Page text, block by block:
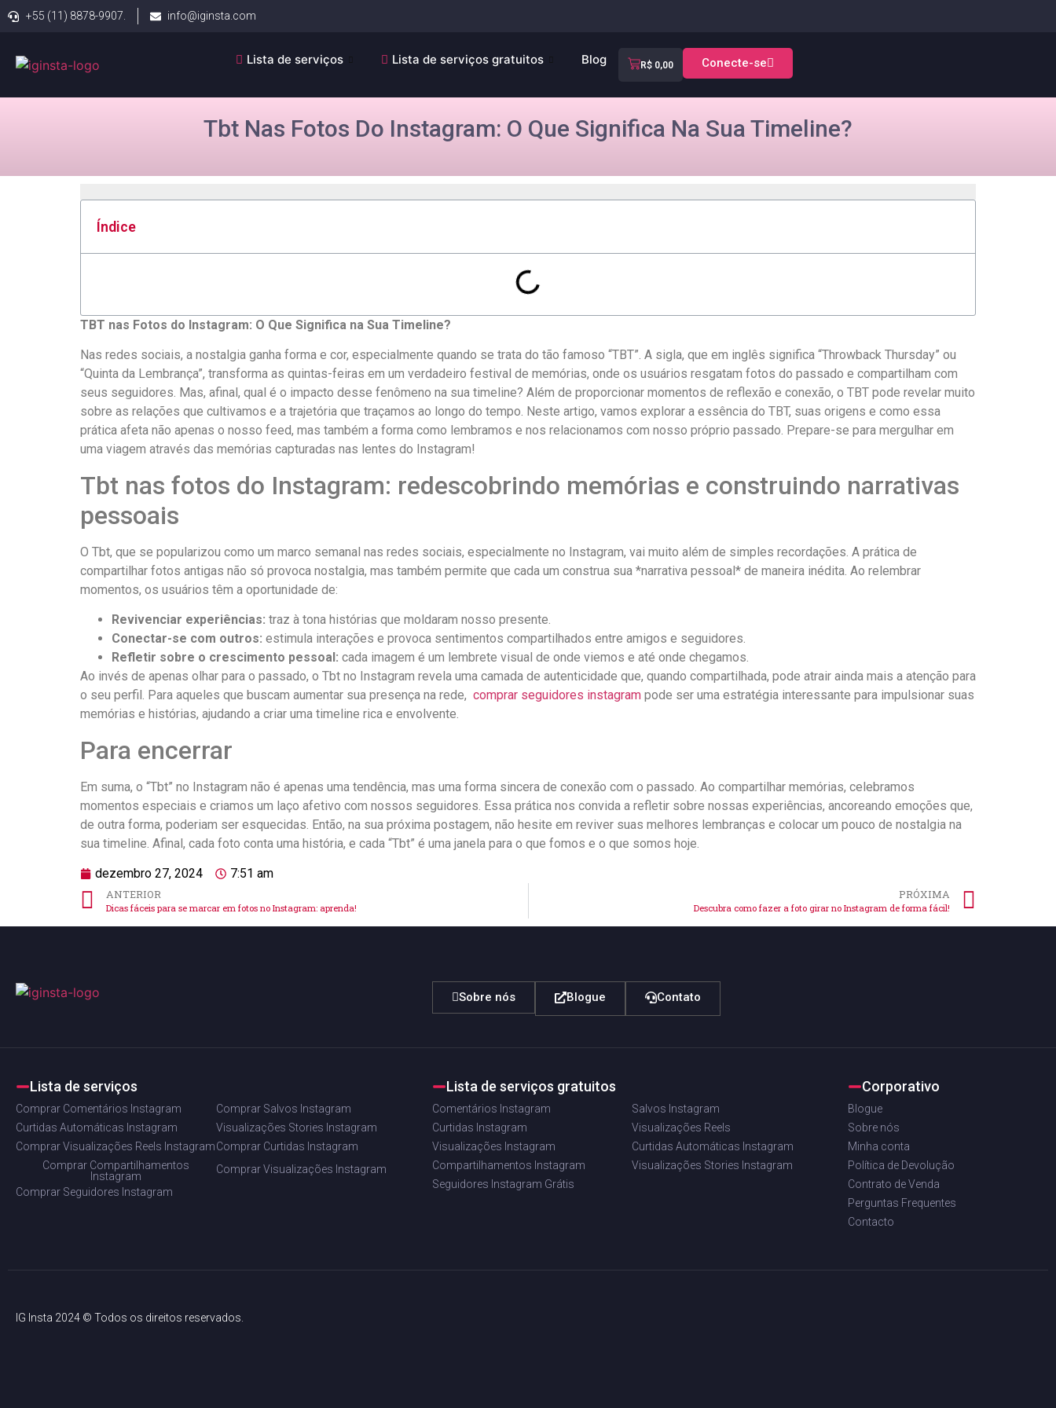
+55 (11) 8878-9907. info@iginsta.com
Lista de serviços Lista de serviços gratuitos Blog R$0,00 Conecte-se
Tbt Nas Fotos Do Instagram: O Que Significa Na Sua Timeline?
Índice
TBT nas ‍Fotos do Instagram: O⁤ Que ‌Significa na Sua Timeline?
Nas ⁤redes ⁢sociais, a​ nostalgia ganha forma e cor, ​especialmente quando se ‌trata do tão famoso “TBT”. A sigla, que em inglês significa “Throwback Thursday” ou
“Quinta da Lembrança”, transforma as quintas-feiras em um verdadeiro festival de ⁣memórias, onde ⁢os‍ usuários resgatam fotos do passado e compartilham com
seus seguidores. Mas,⁤ afinal, qual‌ é⁤ o impacto desse fenômeno na sua timeline?⁤ Além de ⁤proporcionar momentos de ‍reflexão ⁤e conexão, o ​TBT ⁣pode revelar muito
sobre as relações que cultivamos e a‍ trajetória que traçamos ⁢ao longo do tempo. ⁢Neste artigo, vamos explorar a essência‌ do ‍TBT, suas origens e como essa
⁢prática afeta não apenas o nosso feed, mas também a forma como lembramos⁤ e nos relacionamos com nosso próprio passado.⁢ Prepare-se para mergulhar em
uma viagem através das memórias capturadas ⁢nas lentes do Instagram!
Tbt nas fotos do Instagram: redescobrindo⁣ memórias e⁢ construindo‌ narrativas
pessoais
O‌ Tbt, que se‌ popularizou como um ‍marco semanal nas redes sociais, especialmente no Instagram, vai ⁣muito além de⁤ simples recordações. ⁢A prática de
compartilhar fotos antigas‍ não só provoca⁤ nostalgia, mas também permite que cada um construa sua *narrativa pessoal* de maneira​ inédita. Ao ​relembrar
momentos, os​ usuários têm⁤ a oportunidade de:
Revivenciar experiências: traz à ​tona ⁤histórias que moldaram nosso presente.
Conectar-se com outros: estimula interações e provoca sentimentos compartilhados entre amigos e‌ seguidores.
Refletir sobre o crescimento⁣ pessoal: cada imagem⁢ é um lembrete ⁣visual de ​onde viemos e⁤ até ‌onde chegamos.
Ao invés‌ de apenas olhar para o⁣ passado, ⁤o Tbt ‍no Instagram revela uma camada⁤ de autenticidade que, quando‌ compartilhada,‍ pode atrair ainda ‍mais a atenção para
o seu perfil.‌ Para aqueles que buscam aumentar sua presença na ‌rede, ⁢ comprar seguidores instagram pode ser uma estratégia interessante ⁢para impulsionar suas​
memórias e ‌histórias, ajudando a criar uma timeline rica e ‍envolvente.
Para encerrar
Em suma, o “Tbt” no Instagram⁤ não é apenas uma tendência,‍ mas uma‍ forma sincera de conexão com o passado. Ao compartilhar memórias, celebramos
momentos‌ especiais e criamos um ⁢laço afetivo‌ com nossos seguidores. Essa prática⁣ nos convida a⁢ refletir sobre nossas experiências, ancoreando emoções que,
de outra forma, ⁤poderiam ser ⁤esquecidas. Então,⁤ na sua próxima postagem,‌ não hesite em reviver suas melhores lembranças e colocar⁢ um pouco de nostalgia na
sua‌ timeline. Afinal, cada⁣ foto conta uma história,⁢ e cada “Tbt” é uma janela⁤ para o que fomos e o que somos hoje.
dezembro 27, 2024 7:51 am
ANTERIOR
Dicas fáceis para se marcar em fotos no Instagram: aprenda!
PRÓXIMA
Descubra como fazer a foto girar no Instagram de forma fácil!
Sobre nós Blogue Contato
Lista de serviços
Comprar Comentários Instagram
Comprar Salvos Instagram
Curtidas Automáticas Instagram
Visualizações Stories Instagram
Comprar Visualizações Reels InstagramComprar Curtidas Instagram
Comprar Compartilhamentos
Instagram
Comprar Visualizações Instagram
Comprar Seguidores Instagram
Lista de serviços gratuitos
Comentários Instagram
Salvos Instagram
Curtidas Instagram
Visualizações Reels
Visualizações Instagram
Curtidas Automáticas Instagram
Compartilhamentos Instagram
Visualizações Stories Instagram
Seguidores Instagram Grátis
Corporativo
Blogue
Sobre nós
Minha conta
Política de Devolução
Contrato de Venda
Perguntas Frequentes
Contacto
IG Insta 2024 © Todos os direitos reservados.